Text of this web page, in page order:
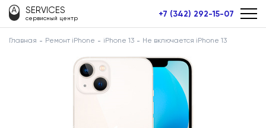
SERVICES
сервисный центр +7 (342) 292-15-07
Главная Ремонт iPhone iPhone 13 Не включается iPhone 13